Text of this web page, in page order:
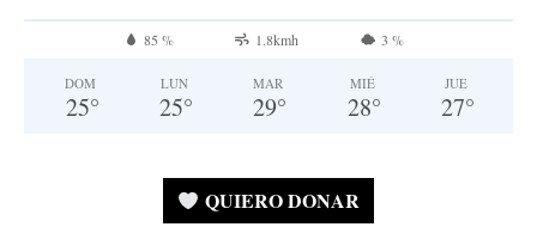
85 % 1.8kmh 3 %
DOM
25°
LUN
25°
MAR
29°
MIÉ
28°
JUE
27°
QUIERO DONAR